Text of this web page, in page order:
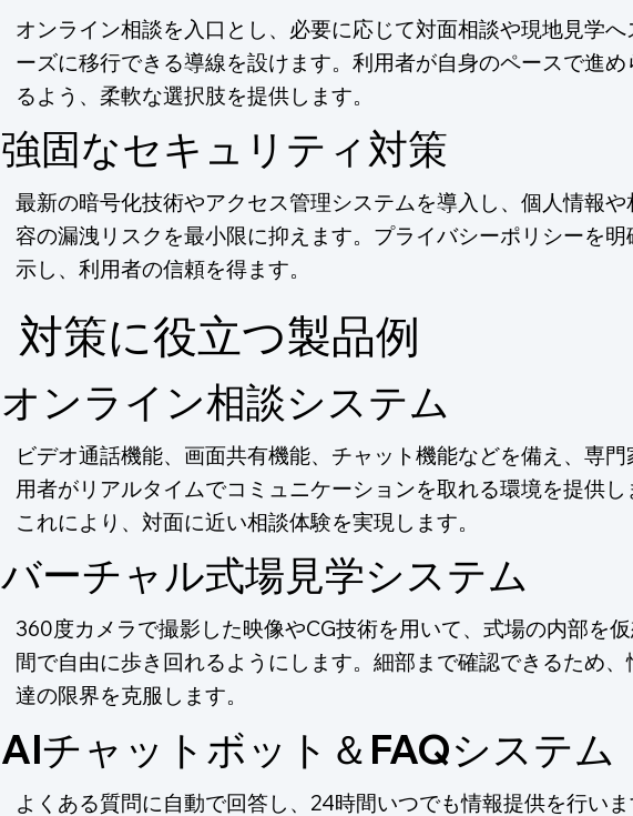
オンライン相談を入口とし、必要に応じて対面相談や現地見学へ
ーズに移行できる導線を設けます。利用者が自身のペースで進め
るよう、柔軟な選択肢を提供します。
強固なセキュリティ対策
最新の暗号化技術やアクセス管理システムを導入し、個人情報や
容の漏洩リスクを最小限に抑えます。プライバシーポリシーを明
示し、利用者の信頼を得ます。
​対策に役立つ製品例
オンライン相談システム
ビデオ通話機能、画面共有機能、チャット機能などを備え、専門
用者がリアルタイムでコミュニケーションを取れる環境を提供し
これにより、対面に近い相談体験を実現します。
バーチャル式場見学システム
360度カメラで撮影した映像やCG技術を用いて、式場の内部を
間で自由に歩き回れるようにします。細部まで確認できるため、
達の限界を克服します。
AIチャットボット＆FAQシステム
よくある質問に自動で回答し、24時間いつでも情報提供を行いま